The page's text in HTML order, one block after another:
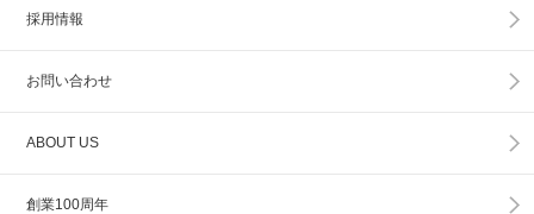
採用情報
お問い合わせ
ABOUT US
創業100周年